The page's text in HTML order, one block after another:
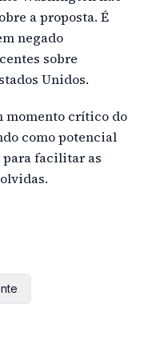
a proposta. É
negado
sobre
Unidos.
momento crítico do
como potencial
para facilitar as